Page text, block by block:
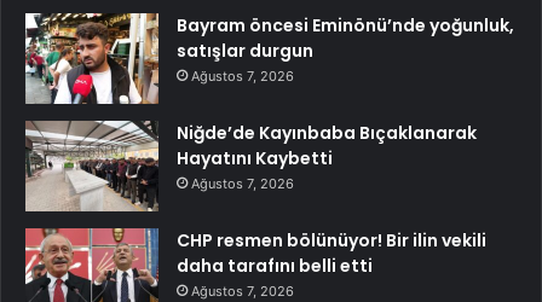
Bayram öncesi Eminönü’nde yoğunluk,
satışlar durgun
Ağustos 7, 2026
Niğde’de Kayınbaba Bıçaklanarak
Hayatını Kaybetti
Ağustos 7, 2026
CHP resmen bölünüyor! Bir ilin vekili
daha tarafını belli etti
Ağustos 7, 2026